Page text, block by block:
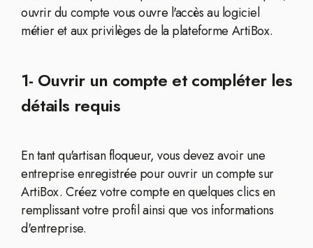
ouvrir du compte vous ouvre l'accès au logiciel
métier et aux privilèges de la plateforme ArtiBox.
1- Ouvrir un compte et compléter les
détails requis
En tant qu'artisan floqueur, vous devez avoir une
entreprise enregistrée pour ouvrir un compte sur
ArtiBox. Créez votre compte en quelques clics en
remplissant votre profil ainsi que vos informations
d'entreprise.